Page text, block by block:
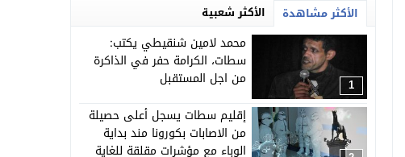
الأكثر مشاهدة الأكثر شعبية
1
محمد لامين شنقيطي يكتب:
سطات، الكرامة حفر في الذاكرة
من اجل المستقبل
إقليم سطات يسجل أعلى حصيلة
من الاصابات بكورونا مند بداية
الوباء مع مؤشرات مقلقة للغاية